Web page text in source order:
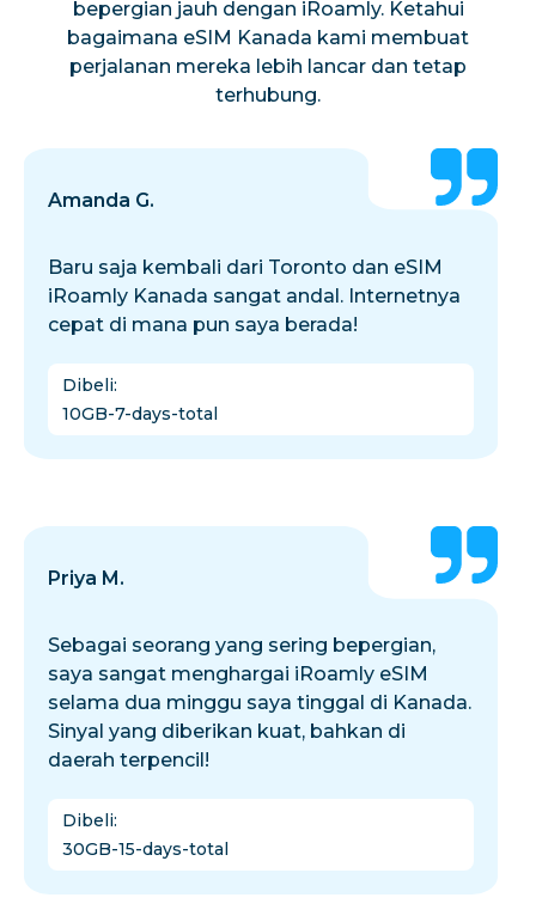
bepergian jauh dengan iRoamly. Ketahui
bagaimana eSIM Kanada kami membuat
perjalanan mereka lebih lancar dan tetap
terhubung.
Amanda G.
Baru saja kembali dari Toronto dan eSIM
iRoamly Kanada sangat andal. Internetnya
cepat di mana pun saya berada!
Dibeli:
10GB-7-days-total
Priya M.
Sebagai seorang yang sering bepergian,
saya sangat menghargai iRoamly eSIM
selama dua minggu saya tinggal di Kanada.
Sinyal yang diberikan kuat, bahkan di
daerah terpencil!
Dibeli:
30GB-15-days-total